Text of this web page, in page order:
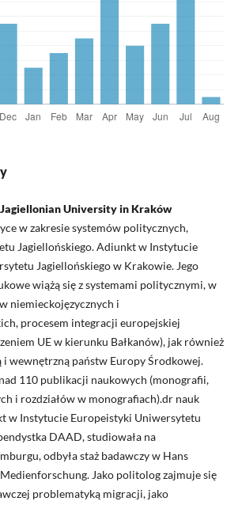
University in Kraków
w zakresie systemów politycznych,
Jagiellońskiego. Adiunkt w Instytucie
Jagiellońskiego w Krakowie. Jego
wiążą się z systemami politycznymi, w
niemieckojęzycznych i
procesem integracji europejskiej
UE w kierunku Bałkanów), jak również
i wewnętrzną państw Europy Środkowej.
110 publikacji naukowych (monografii,
i rozdziałów w monografiach).dr nauk
w Instytucie Europeistyki Uniwersytetu
DAAD, studiowała na
odbyła staż badawczy w Hans
Jako politolog zajmuje się
problematyką migracji, jako